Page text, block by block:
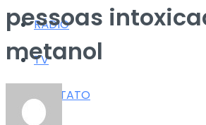
RÁDIO
TV
CONTATO
pessoas
metanol